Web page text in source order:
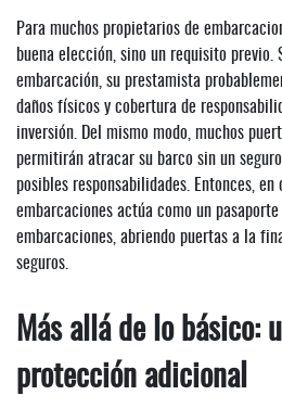
Para muchos propietarios de
buena elección, sino un requisito previo.
embarcación, su prestamista
daños físicos y cobertura de
inversión. Del mismo modo, muchos
permitirán atracar su barco sin un
posibles responsabilidades. Entonces,
embarcaciones actúa como un
embarcaciones, abriendo puertas a la
seguros.
Más allá de lo básico:
protección adicional